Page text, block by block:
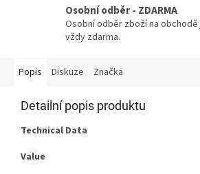
Osobní odběr - ZDARMA
Osobní odběr zboží na
vždy zdarma.
Popis Diskuze Značka
Detailní popis produktu
Technical Data
Value